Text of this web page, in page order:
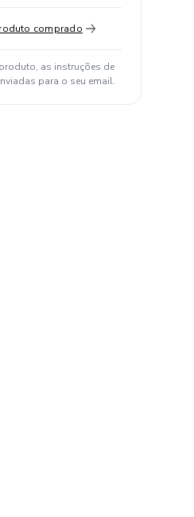
comprado
as instruções de
para o seu email.